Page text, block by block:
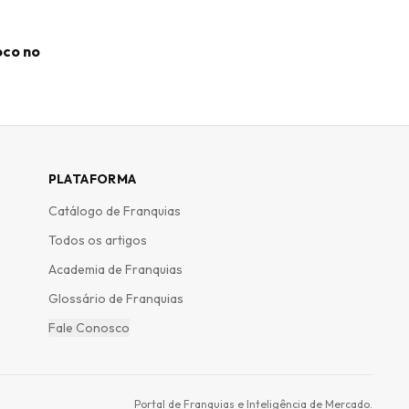
no
PLATAFORMA
Catálogo de Franquias
Todos os artigos
Academia de Franquias
Glossário de Franquias
Fale Conosco
Portal de Franquias e Inteligência de Mercado.